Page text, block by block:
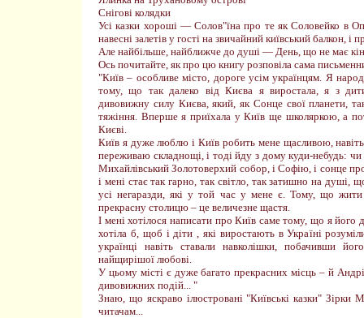
Снігові колядки
Усі казки хороші — Солов"їна про те як Соловейко в
навесні залетів у гості на звичайний київський балкон, і
Але найбільше, найближче до душі — День, що не має
Ось почитайте, як про цю книгу розповіла сама
"Київ – особливе місто, дороге усім українцям. Я
тому, що так далеко від Києва я виростала, я з
дивовижну силу Києва, який, як Сонце свої планети,
тяжіння. Вперше я приїхала у Київ ще школяркою, а
Києві.
Київ я дуже люблю і Київ робить мене щасливою,
переживаю складнощі, і тоді йду з дому куди-небудь:
Михайлівський Золотоверхий собор, і Софію, і сонце
і мені стає так гарно, так світло, так затишно на
усі негаразди, які у той час у мене є. Тому, що жити
прекрасну столицю – це величезне щастя.
І мені хотілося написати про Київ саме тому, що я
хотіла б, щоб і діти , які виростають в Україні
українці навіть ставали навколішки, побачивши
найщирішої любові.
У цьому місті є дуже багато прекрасних місць – й
дивовижних подій... "
Знаю, що яскраво ілюстровані "Київські казки" Зірки
читачам...